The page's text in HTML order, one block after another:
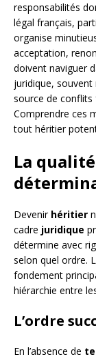
responsabilités
légal français,
organise
acceptation,
doivent naviguer
juridique,
source de conflits
Comprendre ces
tout héritier
La
Devenir héritier
cadre juridique
détermine avec
selon quel ordre.
fondement
hiérarchie entre
L’ordre
En l’absence de